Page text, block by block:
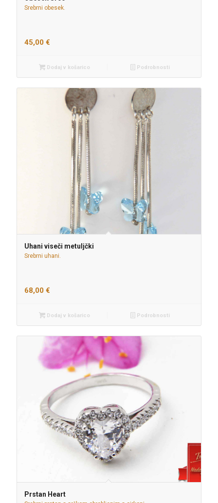
Srebrni obesek.
45,00 €
Dodaj v košarico Podrobnosti
Uhani viseči metuljčki
Srebrni uhani.
68,00 €
Dodaj v košarico Podrobnosti
Prstan Heart